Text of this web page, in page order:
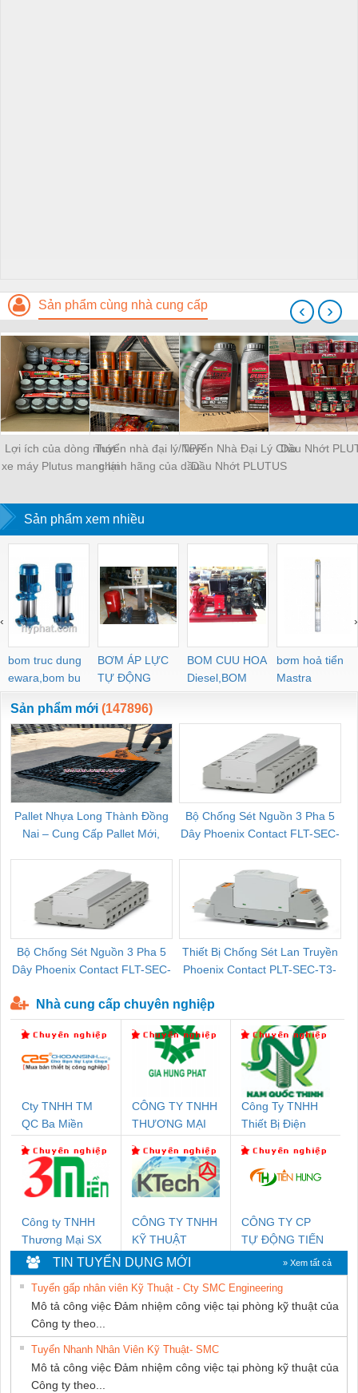
Sản phẩm cùng nhà cung cấp
Lợi ích của dòng nhớt
xe máy Plutus mang lại
Tuyển nhà đại lý/NPP
chính hãng của dầu
Tuyển Nhà Đại Lý Cho
Dầu Nhớt PLUTUS
Dầu Nhớt
‹ ›
Sản phẩm xem nhiều
bom truc dung
ewara,bom bu
ewara
BƠM ÁP LỰC
TỰ ĐỘNG
BOM CUU HOA
Diesel,BOM
CHUA CHAY
bơm hoả tiển
Mastra
‹ ›
Sản phẩm mới (147896)
Pallet Nhựa Long Thành Đồng
Nai – Cung Cấp Pallet Mới,
Bộ Chống Sét Nguồn 3 Pha 5
Dây Phoenix Contact FLT-SEC-
Bộ Chống Sét Nguồn 3 Pha 5
Dây Phoenix Contact FLT-SEC-
Thiết Bị Chống Sét Lan Truyền
Phoenix Contact PLT-SEC-T3-
Nhà cung cấp chuyên nghiệp
Cty TNHH TM
QC Ba Miền
CÔNG TY TNHH
THƯƠNG MẠI
THUẬT ĐIỆN CƠ
GIA HƯNG
PHÁT
Công Ty TNHH
Thiết Bị Điện
Công ty TNHH
Thương Mại SX
Ba Miền
CÔNG TY TNHH
KỸ THUẬT
KTECH VIỆT
NAM
CÔNG TY CP
TỰ ĐỘNG TIẾN
TIN TUYỂN DỤNG MỚI » Xem tất cả
Tuyển gấp nhân viên Kỹ Thuật - Cty SMC Engineering
Mô tả công việc Đảm nhiệm công việc tại phòng kỹ thuật của
Công ty theo...
Tuyển Nhanh Nhân Viên Kỹ Thuật- SMC
Mô tả công việc Đảm nhiệm công việc tại phòng kỹ thuật của
Công ty theo...